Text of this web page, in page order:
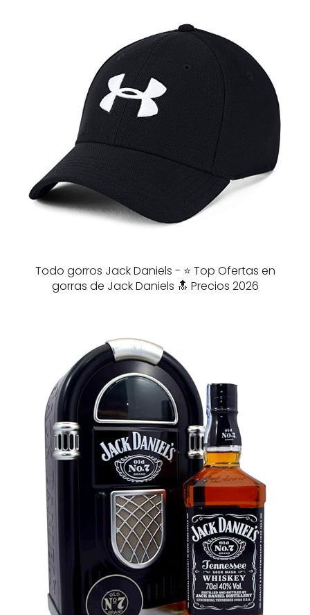
Todo gorros Jack Daniels - ⭐️ Top Ofertas en
gorras de Jack Daniels 🔝 Precios 2026